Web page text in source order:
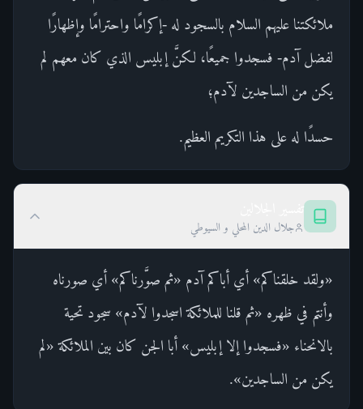
ملائكتنا عليهم السلام بالسجود له -إكرامًا واحترامًا وإظهارًا
لفضل آدم- فسجدوا جميعًا، لكنَّ إبليس الذي كان معهم لم
يكن من الساجدين لآدم؛
حسدًا له على هذا التكريم العظيم.
جلال الدين المحلي و السيوطي
«ولقد خلقناكم» أي أباكم آدم «ثم صوَّرناكم» أي صورناه
وأنتم في ظهره «ثم قلنا للملائكة اسجدوا لآدم» سجود تحية
بالانحناء «فسجدوا إلا إبليس» أبا الجن كان بين الملائكة «لم
يكن من الساجدين».